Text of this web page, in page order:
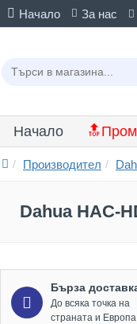
Начало За нас
Начало
Производител
Dahua HAC-
Бърза
До всяка точка на
страната и Европа